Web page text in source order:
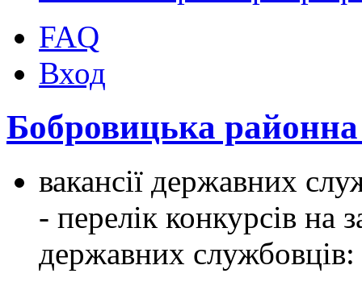
FAQ
Вход
Бобровицька
вакансії державних
- перелік конкурсів на
державних службовців: